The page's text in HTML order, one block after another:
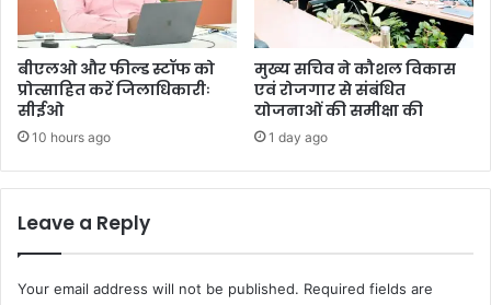
बीएलओ और फील्ड स्टॉफ को
प्रोत्साहित करें जिलाधिकारीः
सीईओ
10 hours ago
मुख्य सचिव ने कौशल विकास
एवं रोजगार से संबंधित
योजनाओं की समीक्षा की
1 day ago
Leave a Reply
Your email address will not be published. Required fields are